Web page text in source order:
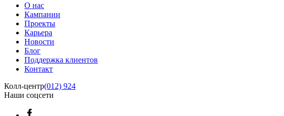
О нас
Кампании
Проекты
Карьера
Новости
Блог
Поддержка клиентов
Контакт
Колл-центр(012) 924
Наши соцсети